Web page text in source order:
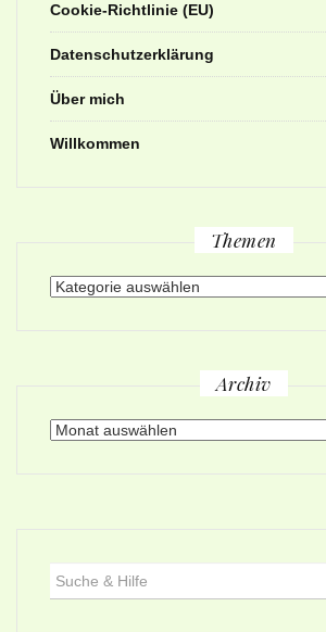
Cookie-Richtlinie (EU)
Datenschutzerklärung
Über mich
Willkommen
Themen
Themen
Archiv
Archiv